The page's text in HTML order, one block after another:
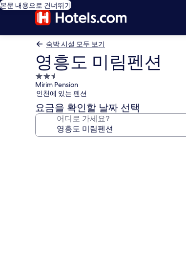
본문 내용으로 건너뛰기
숙박 시설 모두 보기
영흥도 미림펜션
2.5
성
급
숙
박
Mirim Pension
인천에 있는 펜션
요금을 확인할 날짜 선택
어디로 가세요?